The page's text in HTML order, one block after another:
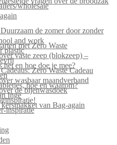
wholesale
de zomer door zonder
and work
met Zero Waste
plastic
vaste zeep (blokzeep) –
en hoe doe je mee?
Zero Waste Cadeau
wasbaar maandverband
hoe en waarom?
de bijenwasdoek
Inge
van Bag-again
inspiratie